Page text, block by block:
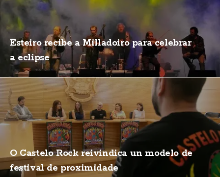
Esteiro recibe a Milladoiro para celebrar
a eclipse
O Castelo Rock reivindica un modelo de
festival de proximidade